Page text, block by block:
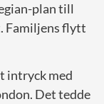
plan till
Familjens flytt
intryck med
Det tedde